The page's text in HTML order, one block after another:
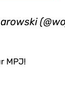
MPJ!